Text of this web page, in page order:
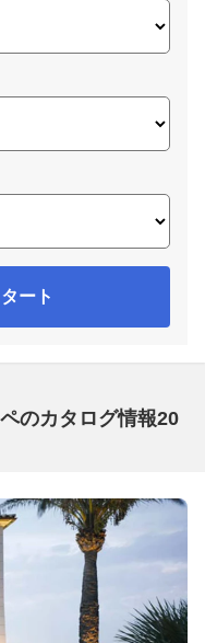
ート
のカタログ情報20